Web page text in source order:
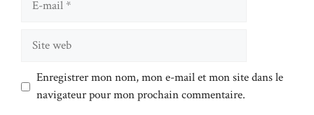
Enregistrer mon nom, mon e-mail et mon site dans le
navigateur pour mon prochain commentaire.